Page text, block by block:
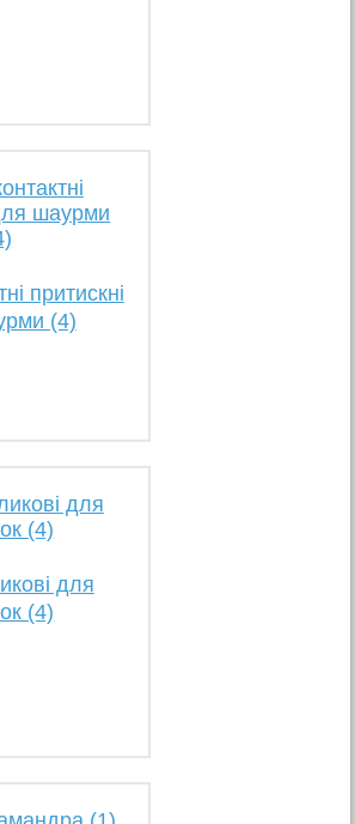
притискні
(4)
для
(4)